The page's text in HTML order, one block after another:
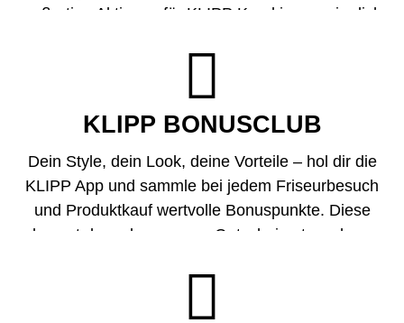
großartige Aktionen für KLIPP Kund:innen
wie dich.
Dienstleistung sowie ein Produkt zu einem

KLIPP BONUSCLUB
Dein Style, dein Look, deine Vorteile – hol dir die
KLIPP App und sammle bei jedem Friseurbesuch
und Produktkauf wertvolle Bonuspunkte. Diese
kannst du sodann gegen Gutscheine tauschen.
und Gewinnspielen. Sounds awesome, right? Dann
